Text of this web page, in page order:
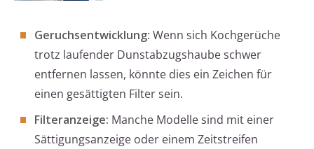
Geruchsentwicklung: Wenn sich Kochgerüche
trotz laufender Dunstabzugshaube schwer
entfernen lassen, könnte dies ein Zeichen für
einen gesättigten Filter sein.
Filteranzeige: Manche Modelle sind mit einer
Sättigungsanzeige oder einem Zeitstreifen